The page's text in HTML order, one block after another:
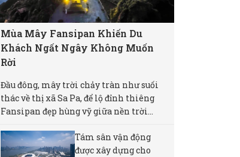
Mùa Mây Fansipan Khiến Du
Khách Ngất Ngây Không Muốn
Rời
Đầu đông, mây trời chảy tràn như suối
thác về thị xã Sa Pa, để lộ đỉnh thiêng
Fansipan đẹp hùng vỹ giữa nền trời...
Tám sân vận động
được xây dựng cho